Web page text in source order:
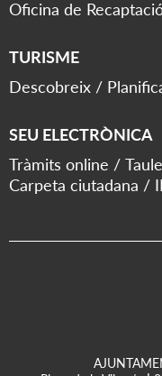
Oficina de
TURISME
Descobreix
SEU ELECTRÒNICA
Tràmits online
Carpeta ciutadana